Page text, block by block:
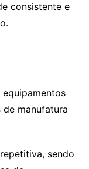
consistente e
manufatura
sendo